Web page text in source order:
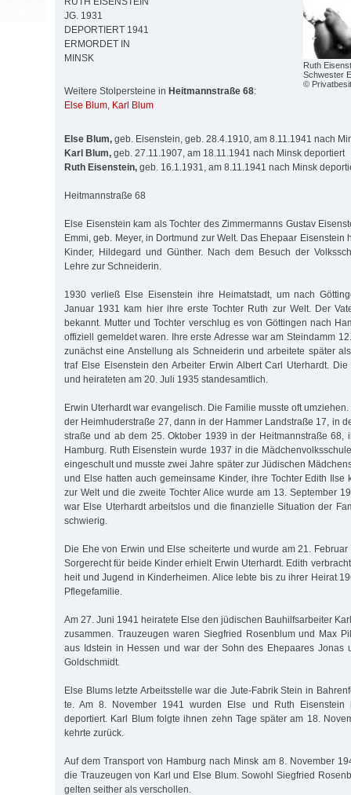
Ruth
Schwester
©
JG. 1931
DEPORTIERT 1941
ERMORDET IN
MINSK
Weitere Stolpersteine in Heitmannstraße 68:
Else Blum, Karl Blum
Else Blum, geb. Eisenstein, geb. 28.4.1910, am 8.11.1941 nach
Karl Blum, geb. 27.11.1907, am 18.11.1941 nach Minsk deportiert
Ruth Eisenstein, geb. 16.1.1931, am 8.11.1941 nach Minsk
Heitmannstraße 68
Else Eisenstein kam als Tochter des Zimmermanns Gustav
Emmi, geb. Meyer, in Dortmund zur Welt. Das Ehepaar Eisenstein
Kinder, Hilde­gard und Günther. Nach dem Besuch der
Lehre zur Schneiderin.
1930 verließ Else Eisenstein ihre Heimatstadt, um nach
Januar 1931 kam hier ihre erste Tochter Ruth zur Welt. Der
bekannt. Mut­ter und Tochter verschlug es von Göttingen nach
offiziell gemeldet waren. Ihre erste Adresse war am Steindamm
zunächst eine Anstellung als Schneiderin und arbeitete später
traf Else Eisenstein den Arbeiter Erwin Albert Carl Uterhardt.
und heirateten am 20. Juli 1935 standesamtlich.
Erwin Uterhardt war evangelisch. Die Familie musste oft
der Heimhuderstraße 27, dann in der Hammer Landstraße 17, in
stra­ße und ab dem 25. Oktober 1939 in der Heitmannstraße 68,
Hamburg. Ruth Eisenstein wurde 1937 in die
eingeschult und musste zwei Jahre später zur Jüdischen
und Else hatten auch gemeinsame Kinder, ihre Tochter Edith Ilse
zur Welt und die zweite Tochter Alice wurde am 13. September
war Else Uterhardt ar­beits­los und die finanzielle Situation der
schwierig.
Die Ehe von Erwin und Else scheiterte und wurde am 21.
Sor­ge­recht für bei­de Kinder erhielt Erwin Uter­hardt. Edith
heit und Ju­gend in Kinder­heimen. Alice lebte bis zu ihrer Hei­rat
Pflege­familie.
Am 27. Juni 1941 heiratete Else den jüdischen Bau­hilfsarbeiter
zu­sammen. Trauzeugen waren Siegfried Ro­sen­blum und Max
aus Idstein in Hessen und war der Sohn des Ehe­paa­res Jonas
Gold­schmidt.
Else Blums letzte Arbeitsstelle war die Jute-Fabrik Stein in
te. Am 8. No­vember 1941 wurden Else und Ruth Eisen­stein
deportiert. Karl Blum folgte ihnen zehn Tage später am 18.
kehrte zurück.
Auf dem Transport von Hamburg nach Minsk am 8. November
die Trauzeugen von Karl und Else Blum. Sowohl Siegfried
gelten seit­her als verschollen.